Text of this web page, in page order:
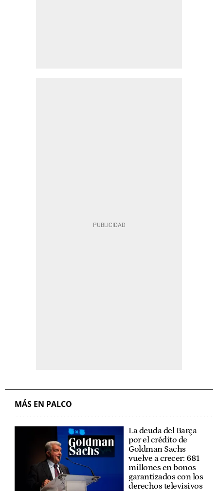
MÁS EN PALCO
La deuda del Barça
por el crédito de
Goldman Sachs
vuelve a crecer: 681
millones en bonos
garantizados con los
derechos televisivos